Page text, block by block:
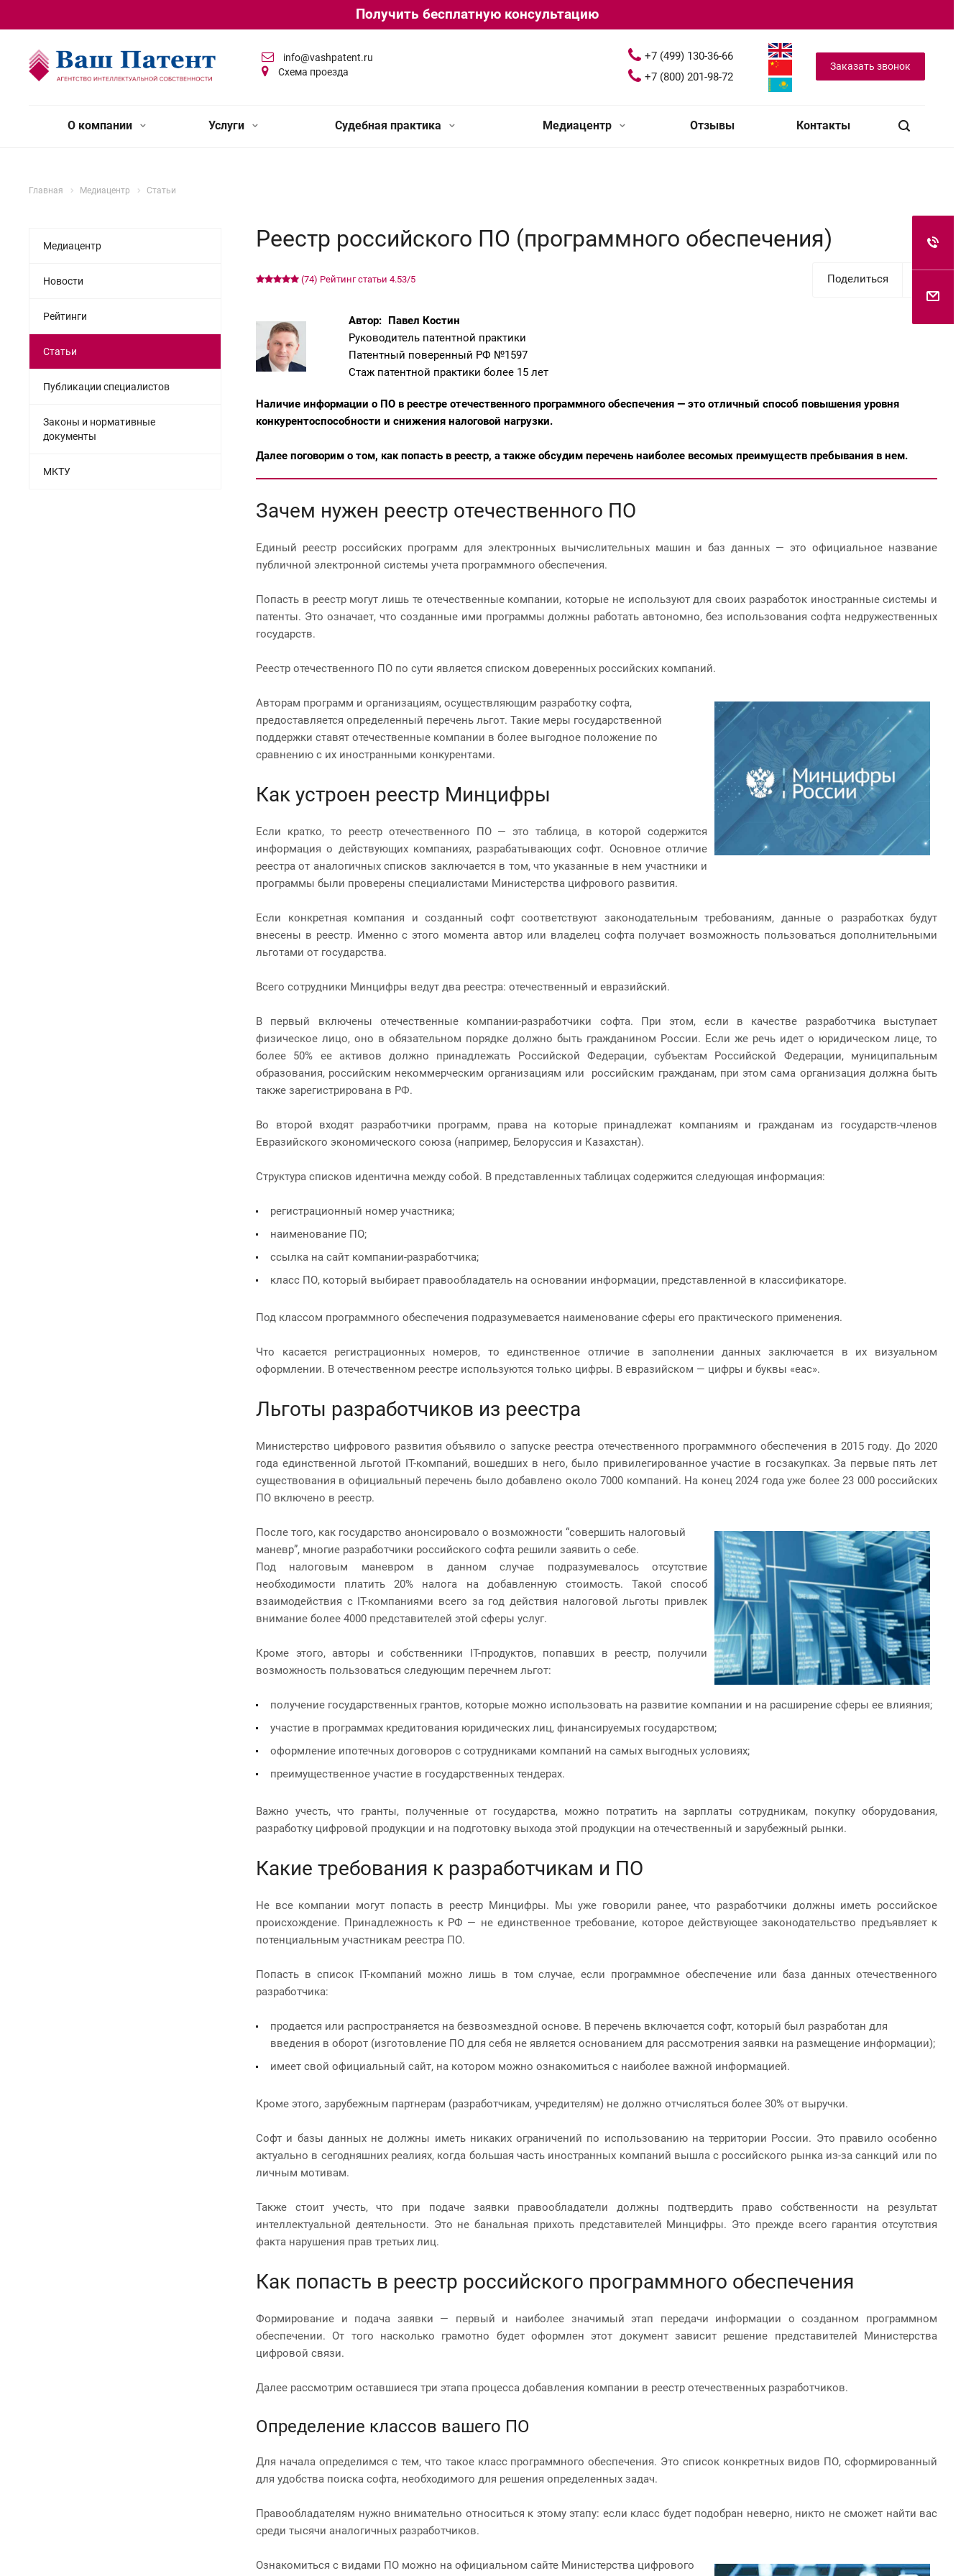
Получить бесплатную консультацию
info@vashpatent.ru
Схема проезда
+7 (499) 130-36-66
+7 (800) 201-98-72
Заказать звонок
О компании Услуги Судебная практика Медиацентр Отзывы Контакты
Главная Медиацентр Статьи
Реестр российского ПО (программного обеспечения)
(74) Рейтинг статьи 4.53/5 Поделиться
Автор: Павел Костин
Руководитель патентной практики
Патентный поверенный РФ №1597
Стаж патентной практики более 15 лет
Наличие информации о ПО в реестре отечественного программного обеспечения — это отличный способ повышения уровня
конкурентоспособности и снижения налоговой нагрузки.
Далее поговорим о том, как попасть в реестр, а также обсудим перечень наиболее весомых преимуществ пребывания в нем.
Зачем нужен реестр отечественного ПО
Единый реестр российских программ для электронных вычислительных машин и баз данных — это официальное название
публичной электронной системы учета программного обеспечения.
Попасть в реестр могут лишь те отечественные компании, которые не используют для своих разработок иностранные системы и
патенты. Это означает, что созданные ими программы должны работать автономно, без использования софта недружественных
государств.
Реестр отечественного ПО по сути является списком доверенных российских компаний.
Авторам программ и организациям, осуществляющим разработку софта,
предоставляется определенный перечень льгот. Такие меры государственной
поддержки ставят отечественные компании в более выгодное положение по
сравнению с их иностранными конкурентами.
Как устроен реестр Минцифры
Если кратко, то реестр отечественного ПО — это таблица, в которой содержится
информация о действующих компаниях, разрабатывающих софт. Основное отличие
реестра от аналогичных списков заключается в том, что указанные в нем участники и
программы были проверены специалистами Министерства цифрового развития.
Если конкретная компания и созданный софт соответствуют законодательным требованиям, данные о разработках будут
внесены в реестр. Именно с этого момента автор или владелец софта получает возможность пользоваться дополнительными
льготами от государства.
Всего сотрудники Минцифры ведут два реестра: отечественный и евразийский.
В первый включены отечественные компании-разработчики софта. При этом, если в качестве разработчика выступает
физическое лицо, оно в обязательном порядке должно быть гражданином России. Если же речь идет о юридическом лице, то
более 50% ее активов должно принадлежать Российской Федерации, субъектам Российской Федерации, муниципальным
образования, российским некоммерческим организациям или российским гражданам, при этом сама организация должна быть
также зарегистрирована в РФ.
Во второй входят разработчики программ, права на которые принадлежат компаниям и гражданам из государств-членов
Евразийского экономического союза (например, Белоруссия и Казахстан).
Структура списков идентична между собой. В представленных таблицах содержится следующая информация:
регистрационный номер участника;
наименование ПО;
ссылка на сайт компании-разработчика;
класс ПО, который выбирает правообладатель на основании информации, представленной в классификаторе.
Под классом программного обеспечения подразумевается наименование сферы его практического применения.
Что касается регистрационных номеров, то единственное отличие в заполнении данных заключается в их визуальном
оформлении. В отечественном реестре используются только цифры. В евразийском — цифры и буквы «eac».
Льготы разработчиков из реестра
Министерство цифрового развития объявило о запуске реестра отечественного программного обеспечения в 2015 году. До 2020
года единственной льготой IT-компаний, вошедших в него, было привилегированное участие в госзакупках. За первые пять лет
существования в официальный перечень было добавлено около 7000 компаний. На конец 2024 года уже более 23 000 российских
ПО включено в реестр.
После того, как государство анонсировало о возможности “совершить налоговый
маневр”, многие разработчики российского софта решили заявить о себе.
Под налоговым маневром в данном случае подразумевалось отсутствие
необходимости платить 20% налога на добавленную стоимость. Такой способ
взаимодействия с IT-компаниями всего за год действия налоговой льготы привлек
внимание более 4000 представителей этой сферы услуг.
Кроме этого, авторы и собственники IT-продуктов, попавших в реестр, получили
возможность пользоваться следующим перечнем льгот:
получение государственных грантов, которые можно использовать на развитие компании и на расширение сферы ее влияния;
участие в программах кредитования юридических лиц, финансируемых государством;
оформление ипотечных договоров с сотрудниками компаний на самых выгодных условиях;
преимущественное участие в государственных тендерах.
Важно учесть, что гранты, полученные от государства, можно потратить на зарплаты сотрудникам, покупку оборудования,
разработку цифровой продукции и на подготовку выхода этой продукции на отечественный и зарубежный рынки.
Какие требования к разработчикам и ПО
Не все компании могут попасть в реестр Минцифры. Мы уже говорили ранее, что разработчики должны иметь российское
происхождение. Принадлежность к РФ — не единственное требование, которое действующее законодательство предъявляет к
потенциальным участникам реестра ПО.
Попасть в список IT-компаний можно лишь в том случае, если программное обеспечение или база данных отечественного
разработчика:
продается или распространяется на безвозмездной основе. В перечень включается софт, который был разработан для
введения в оборот (изготовление ПО для себя не является основанием для рассмотрения заявки на размещение информации);
имеет свой официальный сайт, на котором можно ознакомиться с наиболее важной информацией.
Кроме этого, зарубежным партнерам (разработчикам, учредителям) не должно отчисляться более 30% от выручки.
Софт и базы данных не должны иметь никаких ограничений по использованию на территории России. Это правило особенно
актуально в сегодняшних реалиях, когда большая часть иностранных компаний вышла с российского рынка из-за санкций или по
личным мотивам.
Также стоит учесть, что при подаче заявки правообладатели должны подтвердить право собственности на результат
интеллектуальной деятельности. Это не банальная прихоть представителей Минцифры. Это прежде всего гарантия отсутствия
факта нарушения прав третьих лиц.
Как попасть в реестр российского программного обеспечения
Формирование и подача заявки — первый и наиболее значимый этап передачи информации о созданном программном
обеспечении. От того насколько грамотно будет оформлен этот документ зависит решение представителей Министерства
цифровой связи.
Далее рассмотрим оставшиеся три этапа процесса добавления компании в реестр отечественных разработчиков.
Определение классов вашего ПО
Для начала определимся с тем, что такое класс программного обеспечения. Это список конкретных видов ПО, сформированный
для удобства поиска софта, необходимого для решения определенных задач.
Правообладателям нужно внимательно относиться к этому этапу: если класс будет подобран неверно, никто не сможет найти вас
среди тысячи аналогичных разработчиков.
Ознакомиться с видами ПО можно на официальном сайте Министерства цифрового
Медиацентр
Новости
Рейтинги
Статьи
Публикации специалистов
Законы и нормативные
документы
МКТУ